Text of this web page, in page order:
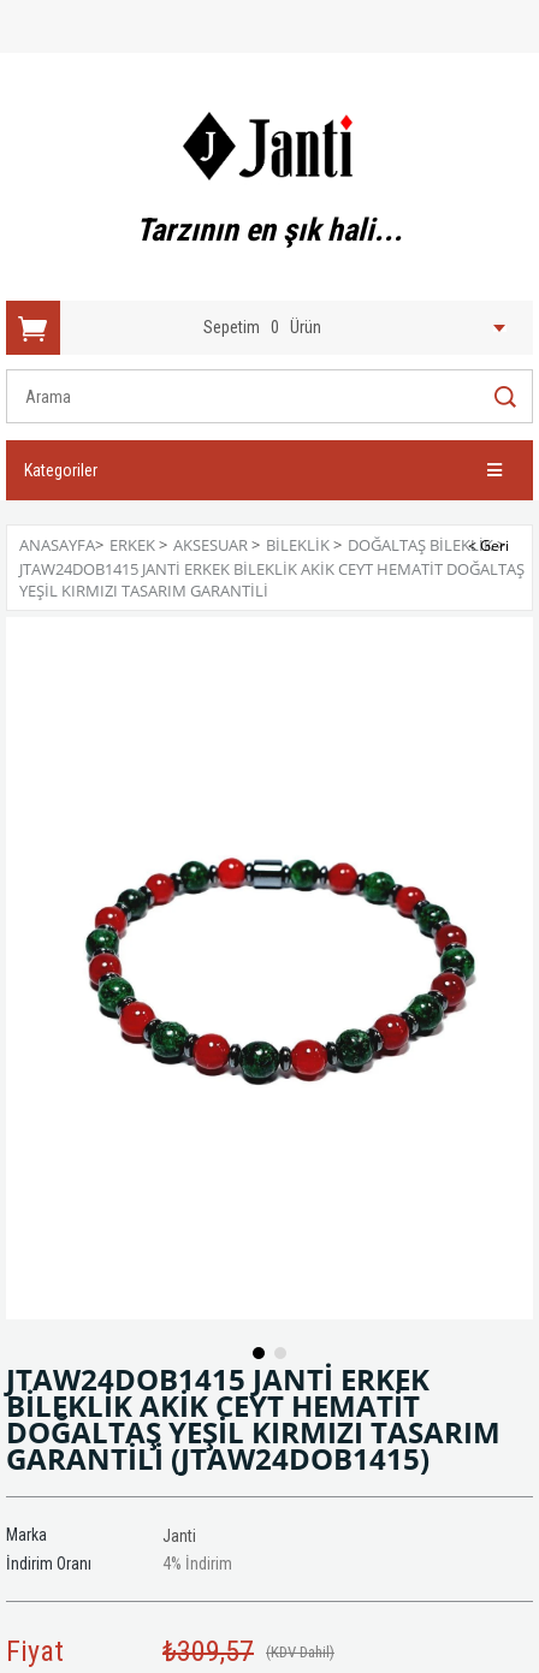
Tarzının en şık hali...
Sepetim 0 Ürün
Kategoriler
ANASAYFA> ERKEK> AKSESUAR> BILEKLIK> DOĞALTAŞ BILEKLIK>
JTAW24DOB1415 JANTİ ERKEK BİLEKLİK AKİK CEYT HEMATİT DOĞALTAŞ
YEŞİL KIRMIZI TASARIM GARANTİLİ
JTAW24DOB1415 JANTİ ERKEK
BİLEKLİK AKİK CEYT HEMATİT
DOĞALTAŞ YEŞİL KIRMIZI TASARIM
GARANTİLİ (JTAW24DOB1415)
Marka
Janti
İndirim Oranı
%
4 İndirim
Fiyat ₺309,57 (KDV Dahil)